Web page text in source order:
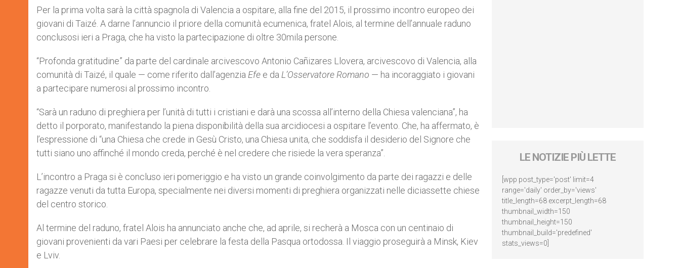
p
p
g
e
r
o
k
r
Per la prima volta sarà la città spagnola di Valencia a ospitare, alla fine del 2015, il prossimo incontro europeo dei
giovani di Taizé. A darne l’annuncio il priore della comunità ecumenica, fratel Alois, al termine dell’annuale raduno
conclusosi ieri a Praga, che ha visto la partecipazione di oltre 30mila persone.
“Profonda gratitudine” da parte del cardinale arcivescovo Antonio Cañizares Llovera, arcivescovo di Valencia, alla
comunità di Taizé, il quale — come riferito dall’agenzia Efe e da L’Osservatore Romano — ha incoraggiato i giovani
a partecipare numerosi al prossimo incontro.
“Sarà un raduno di preghiera per l’unità di tutti i cristiani e darà una scossa all’interno della Chiesa valenciana”, ha
detto il porporato, manifestando la piena disponibilità della sua arcidiocesi a ospitare l’evento. Che, ha affermato, è
l’espressione di “una Chiesa che crede in Gesù Cristo, una Chiesa unita, che soddisfa il desiderio del Signore che
tutti siano uno affinché il mondo creda, perché è nel credere che risiede la vera speranza”.
L’incontro a Praga si è concluso ieri pomeriggio e ha visto un grande coinvolgimento da parte dei ragazzi e delle
ragazze venuti da tutta Europa, specialmente nei diversi momenti di preghiera organizzati nelle diciassette chiese
del centro storico.
Al termine del raduno, fratel Alois ha annunciato anche che, ad aprile, si recherà a Mosca con un centinaio di
giovani provenienti da vari Paesi per celebrare la festa della Pasqua ortodossa. Il viaggio proseguirà a Minsk, Kiev
e Lviv.
LE NOTIZIE PIÙ LETTE
[wpp post_type='post' limit=4
range='daily' order_by='views'
title_length=68 excerpt_length=68
thumbnail_width=150
thumbnail_height=150
thumbnail_build='predefined'
stats_views=0]